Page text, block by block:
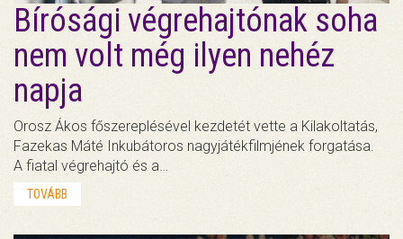
Bírósági végrehajtónak soha
nem volt még ilyen nehéz
napja
Orosz Ákos főszereplésével kezdetét vette a Kilakoltatás,
Fazekas Máté Inkubátoros nagyjátékfilmjének forgatása.
A fiatal végrehajtó és a…
TOVÁBB